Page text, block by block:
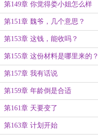
第149章 你觉得娄小姐怎么样
第151章 魏爷，几个意思？
第153章 这钱，能收吗？
第155章 这份材料是哪里来的？
第157章 我有话说
第159章 年龄倒是合适
第161章 天要变了
第163章 计划开始